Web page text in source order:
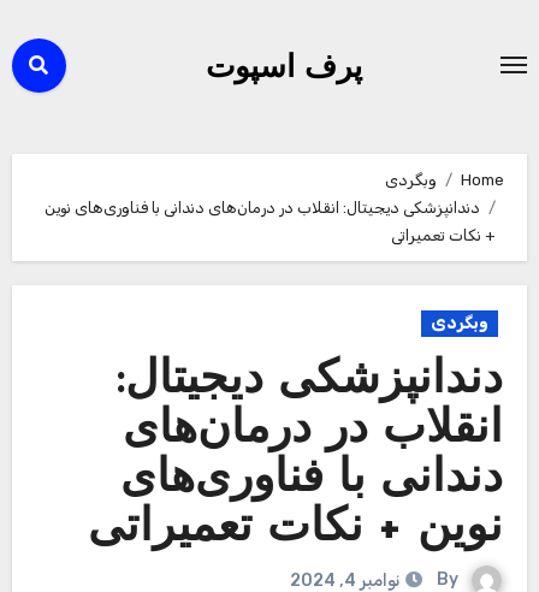
پرف اسپوت
Home
وبگردی
دندانپزشکی دیجیتال: انقلاب در درمان‌های دندانی با فناوری‌های نوین
+ نکات تعمیراتی
وبگردی
دندانپزشکی دیجیتال:
انقلاب در درمان‌های
دندانی با فناوری‌های
نوین + نکات تعمیراتی
نوامبر 4, 2024